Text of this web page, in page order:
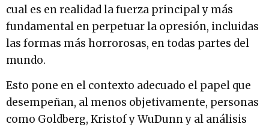
cual es en realidad la fuerza principal y más
fundamental en perpetuar la opresión, incluidas
las formas más horrorosas, en todas partes del
mundo.
Esto pone en el contexto adecuado el papel que
desempeñan, al menos objetivamente, personas
como Goldberg, Kristof y WuDunn y al análisis